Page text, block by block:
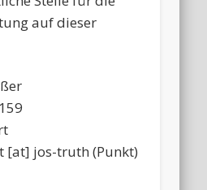
auf dieser
[at] jos-truth (Punkt)